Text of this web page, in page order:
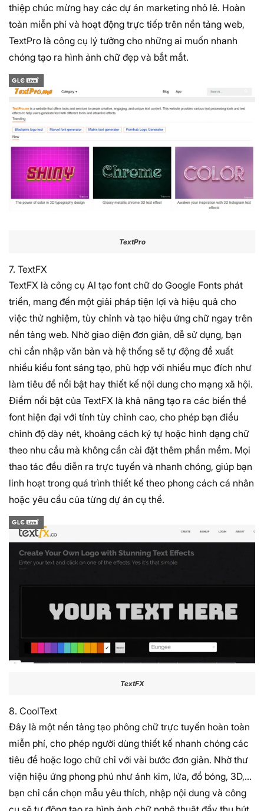
thiệp chúc mừng hay các dự án marketing nhỏ lẻ. Hoàn
toàn miễn phí và hoạt động trực tiếp trên nền tảng web,
TextPro là công cụ lý tưởng cho những ai muốn nhanh
chóng tạo ra hình ảnh chữ đẹp và bắt mắt.
TextPro
7. TextFX
TextFX là công cụ AI tạo font chữ do Google Fonts phát
triển, mang đến một giải pháp tiện lợi và hiệu quả cho
việc thử nghiệm, tùy chỉnh và tạo hiệu ứng chữ ngay trên
nền tảng web. Nhờ giao diện đơn giản, dễ sử dụng, bạn
chỉ cần nhập văn bản và hệ thống sẽ tự động đề xuất
nhiều kiểu font sáng tạo, phù hợp với nhiều mục đích như
làm tiêu đề nổi bật hay thiết kế nội dung cho mạng xã hội.
Điểm nổi bật của TextFX là khả năng tạo ra các biến thể
font hiện đại với tính tùy chỉnh cao, cho phép bạn điều
chỉnh độ dày nét, khoảng cách ký tự hoặc hình dạng chữ
theo nhu cầu mà không cần cài đặt thêm phần mềm. Mọi
thao tác đều diễn ra trực tuyến và nhanh chóng, giúp bạn
linh hoạt trong quá trình thiết kế theo phong cách cá nhân
hoặc yêu cầu của từng dự án cụ thể.
TextFX
8. CoolText
Đây là một nền tảng tạo phông chữ trực tuyến hoàn toàn
miễn phí, cho phép người dùng thiết kế nhanh chóng các
tiêu đề hoặc logo chữ chỉ với vài bước đơn giản. Nhờ thư
viện hiệu ứng phong phú như ánh kim, lửa, đổ bóng, 3D,…
bạn chỉ cần chọn mẫu yêu thích, nhập nội dung và công